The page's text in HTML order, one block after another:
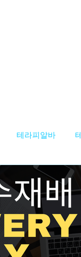
테라피알바
시가격 스웨디시
마사지구인 테
스웨디시알바 수